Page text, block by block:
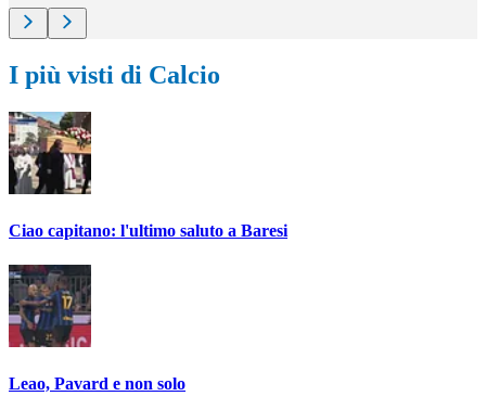
I più visti di Calcio
Ciao capitano: l'ultimo saluto a Baresi
Leao, Pavard e non solo